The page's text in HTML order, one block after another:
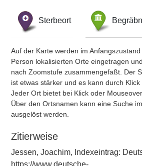
Sterbeort
Auf der Karte werden im
Person lokalisierten Orte eingetragen
nach Zoomstufe zusammengefaßt. Der
ist etwas stärker und es kann durch Klick
Jeder Ort bietet bei Klick oder
Über den Ortsnamen kann eine Suche
ausgelöst werden.
Zitierweise
Jessen, Joachim, Indexeintrag:
https://www.deutsche-